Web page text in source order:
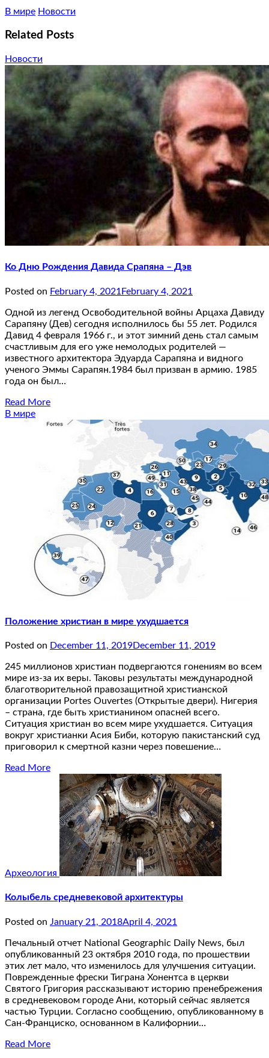
В мире Новости
Related Posts
Новости
Ко Дню Рождения Давида Срапяна – Дэв
Posted on February 4, 2021 February 4, 2021
Одной из легенд Освободительной войны Арцаха Давиду
Сарапяну (Дев) сегодня исполнилось бы 55 лет. Родился
Давид 4 февраля 1966 г., и этот зимний день стал самым
счастливым для его уже немолодых родителей —
известного архитектора Эдуарда Сарапяна и видного
ученого Эммы Сарапян.1984 был призван в армию. 1985
года он был…
Read More
В мире
Положение христиан в мире ухудшается
Posted on December 11, 2019December 11, 2019
245 миллионов христиан подвергаются гонениям во всем
мире из-за их веры. Таковы результаты международной
благотворительной правозащитной христианской
организации Portes Ouvertes (Открытые двери). Нигерия
– страна, где быть христианином опасней всего.
Ситуация христиан во всем мире ухудшается. Ситуация
вокруг христианки Асия Биби, которую пакистанский суд
приговорил к смертной казни через повешение…
Read More
Археология
Колыбель средневековой архитектуры
Posted on January 21, 2018April 4, 2021
Печальный отчет National Geographic Daily News, был
опубликованный 23 октября 2010 года, по прошествии
этих лет мало, что изменилось для улучшения ситуации.
Поврежденные фрески Тиграна Хонентса в церкви
Святого Григория рассказывают историю пренебрежения
в средневековом городе Ани, который сейчас является
частью Турции. Согласно сообщению, опубликованному в
Сан-Франциско, основанном в Калифорнии…
Read More